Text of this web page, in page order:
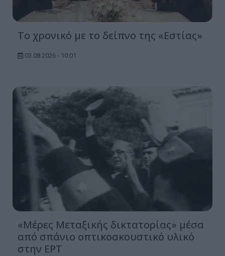
Το χρονικό με το δείπνο της «Εστίας»
03.08.2026 - 10:01
«Μέρες Μεταξικής δικτατορίας» μέσα
από σπάνιο οπτικοακουστικό υλικό
στην ΕΡΤ